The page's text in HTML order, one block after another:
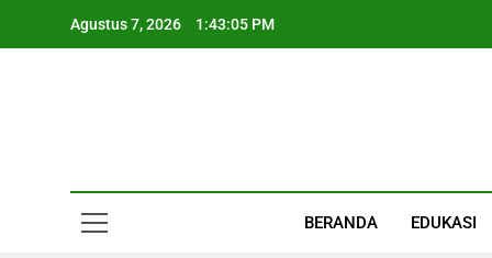
Agustus 7, 2026 1:43:06 PM
BERANDA EDUKASI